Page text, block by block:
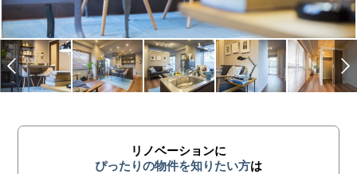
リノベーションに
ぴったりの物件を知りたい方は